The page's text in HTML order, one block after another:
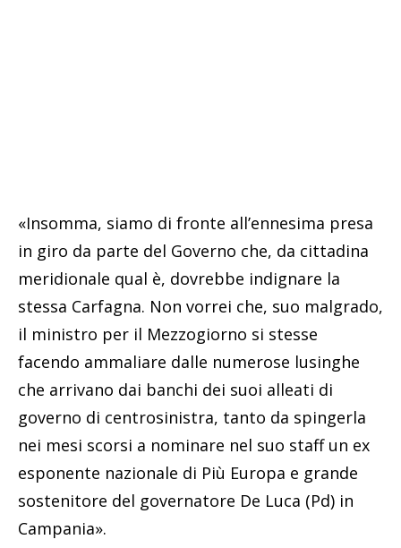
«Insomma, siamo di fronte all’ennesima presa
in giro da parte del Governo che, da cittadina
meridionale qual è, dovrebbe indignare la
stessa Carfagna. Non vorrei che, suo malgrado,
il ministro per il Mezzogiorno si stesse
facendo ammaliare dalle numerose lusinghe
che arrivano dai banchi dei suoi alleati di
governo di centrosinistra, tanto da spingerla
nei mesi scorsi a nominare nel suo staff un ex
esponente nazionale di Più Europa e grande
sostenitore del governatore De Luca (Pd) in
Campania».